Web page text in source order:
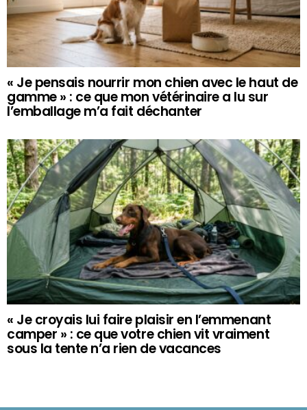
« Je pensais nourrir mon chien avec le haut de
gamme » : ce que mon vétérinaire a lu sur
l’emballage m’a fait déchanter
« Je croyais lui faire plaisir en l’emmenant
camper » : ce que votre chien vit vraiment
sous la tente n’a rien de vacances